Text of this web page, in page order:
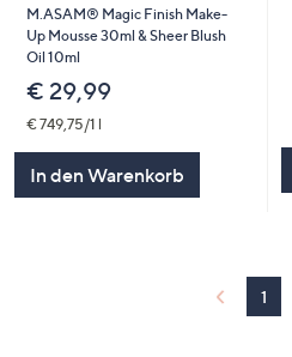
diese
anzuzeigen.
M.ASAM® Magic Finish Make-
Up Mousse 30ml & Sheer Blush
Oil 10ml
€ 29,99
€ 749,75/1 l
In den Warenkorb
1